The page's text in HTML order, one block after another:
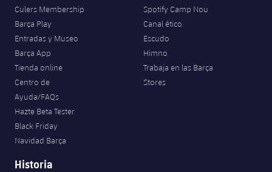
Culers Membership
Barça Play
Entradas y Museo
Barça App
Tienda online
Centro de
Ayuda/FAQs
Hazte Beta Tester
Black Friday
Navidad Barça
Spotify Camp Nou
Canal ético
Escudo
Himno
Trabaja en las Barça
Stores
Historia